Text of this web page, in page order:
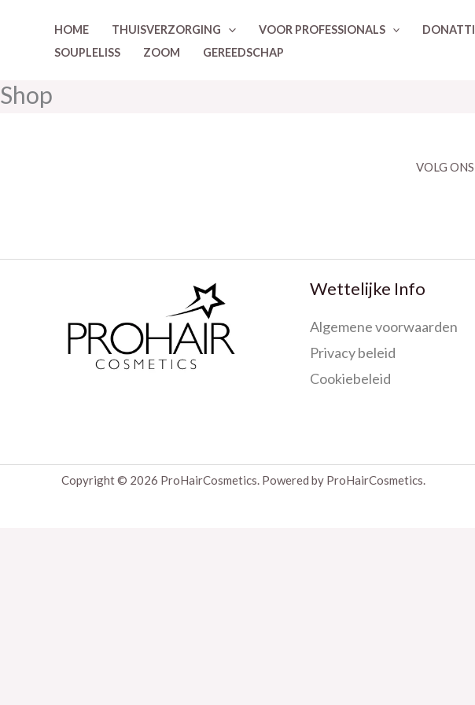
HOME THUISVERZORGING VOOR PROFESSIONALS DONATTI
SOUPLELISS
ZOOM GEREEDSCHAP
Shop
VOLG ONS
Wettelijke Info
Algemene voorwaarden
Privacy beleid
Cookiebeleid
Copyright © 2026 ProHairCosmetics. Powered by ProHairCosmetics.